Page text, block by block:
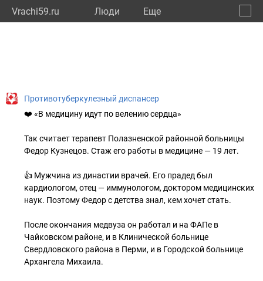
Vrachi59.ru Люди Eще
Противотуберкулезный диспансер
❤️ «В медицину идут по велению сердца»
Так считает терапевт Полазненской районной больницы
Федор Кузнецов. Стаж его работы в медицине — 19 лет.
👍 Мужчина из династии врачей. Его прадед был
кардиологом, отец — иммунологом, доктором медицинских
наук. Поэтому Федор с детства знал, кем хочет стать.
После окончания медвуза он работал и на ФАПе в
Чайковском районе, и в Клинической больнице
Свердловского района в Перми, и в Городской больнице
Архангела Михаила.